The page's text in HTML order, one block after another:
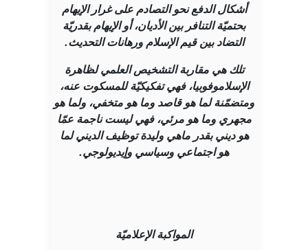
أشكال الدفع نحو التصادم على غرار الإيهام
بحتميّة التنافر بين الأديان، أو الإيهام بقدريّة
التضاد بين قيم الإسلام ورهانات التحديث.
تلك هي مقاربة التشخيص العلمي لظاهرة
الإسلاموفوبيا، فهي تفكيكيّة للمسكوت عنه،
ومتضمّنة لما هو قاصد وما هو متخفي، ولما هو
مجهري وما هو مرئي، فهي ليست ناجمة عمّا
هو ديني بقدر ماهي وليدة توظيف الديني لما
هو اجتماعي وسياسي وإيديولوجي.
المواكبة الإعلاميّة